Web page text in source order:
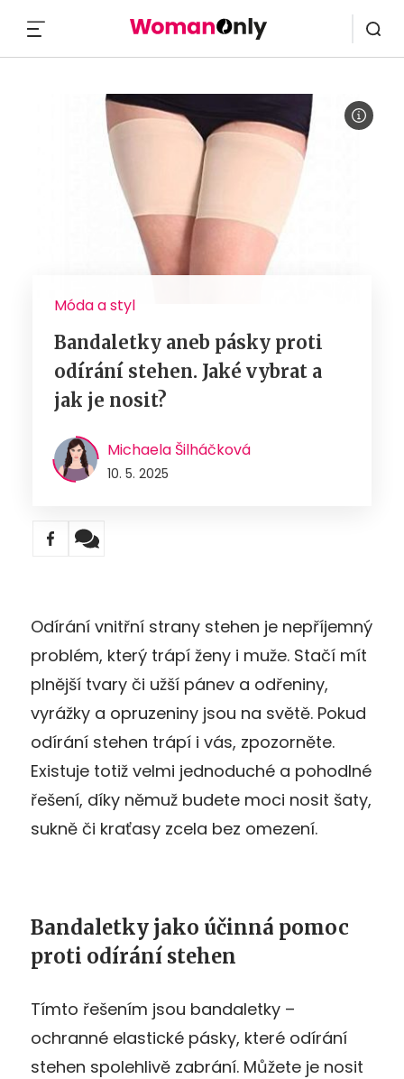
Móda a styl
Bandaletky aneb pásky proti
odírání stehen. Jaké vybrat a
jak je nosit?
Michaela Šilháčková
10. 5. 2025
Odírání vnitřní strany stehen je nepříjemný
problém, který trápí ženy i muže. Stačí mít
plnější tvary či užší pánev a odřeniny,
vyrážky a opruzeniny jsou na světě. Pokud
odírání stehen trápí i vás, zpozorněte.
Existuje totiž velmi jednoduché a pohodlné
řešení, díky němuž budete moci nosit šaty,
sukně či kraťasy zcela bez omezení.
Bandaletky jako účinná pomoc
proti odírání stehen
Tímto řešením jsou bandaletky –
ochranné elastické pásky, které odírání
stehen spolehlivě zabrání. Můžete je nosit